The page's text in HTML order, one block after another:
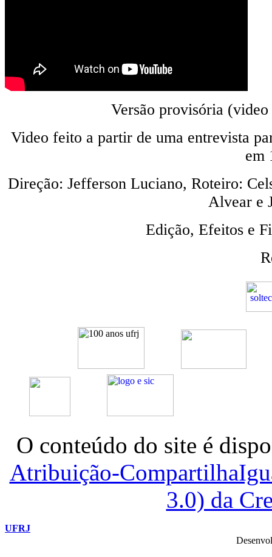
Versão provisória
Video feito a partir de uma entrevista
em
Direção: Jefferson Luciano, Roteiro:
Alvear e
Edição, Efeitos e
O conteúdo do site é
Atribuição-
3.0) da
UFRJ